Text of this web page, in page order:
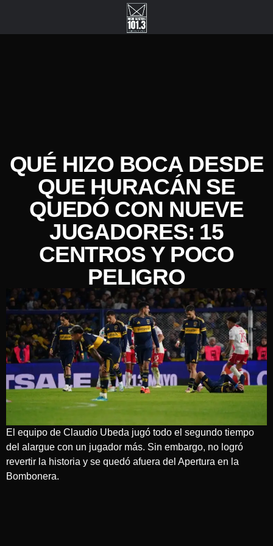
QUÉ HIZO BOCA DESDE
QUE HURACÁN SE
QUEDÓ CON NUEVE
JUGADORES: 15
CENTROS Y POCO
PELIGRO
El equipo de Claudio Ubeda jugó todo el segundo tiempo
del alargue con un jugador más. Sin embargo, no logró
revertir la historia y se quedó afuera del Apertura en la
Bombonera.